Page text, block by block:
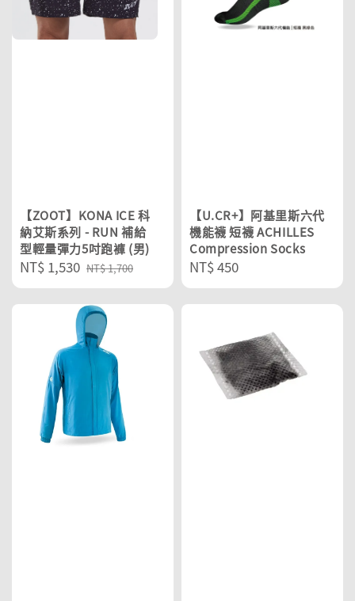
【ZOOT】KONA ICE 科
納艾斯系列 - RUN 補給
型輕量彈力5吋跑褲 (男)
Sale
price
NT$ 1,530 Regular
price
NT$ 1,700
【U.CR+】阿基里斯六代
機能襪 短襪 ACHILLES
Compression Socks
Regular
price
NT$ 450